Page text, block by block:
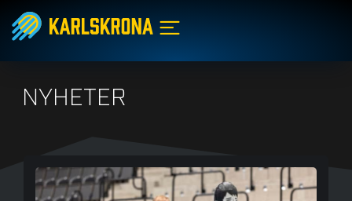
NYHETER